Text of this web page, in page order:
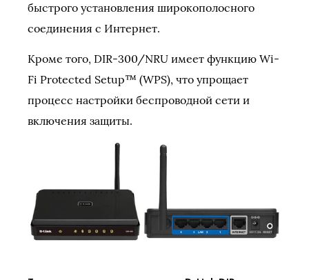
быстрого установления широкополосного
соединения с Интернет.
Кроме того, DIR-300/NRU имеет функцию Wi-
Fi Protected Setup™ (WPS), что упрощает
процесс настройки беспроводной сети и
включения защиты.